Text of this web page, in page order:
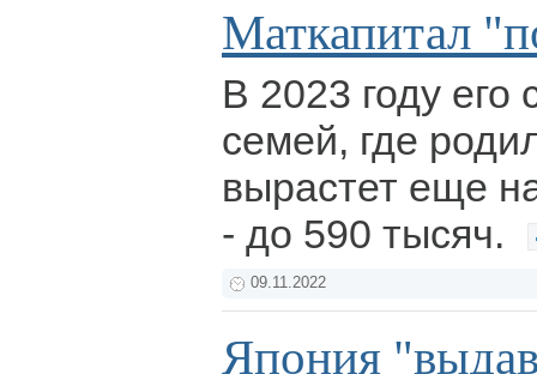
Маткапитал
В 2023 году его
семей, где
вырастет еще
- до 590 тысяч.
09.11.2022
Япония